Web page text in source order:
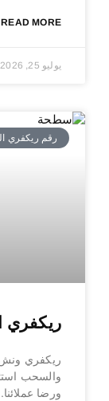
READ MORE »
يوليو 25, 2026
رقم ريكفري الشهامة
ريكفري
ريكفري
والسحب
ورضا